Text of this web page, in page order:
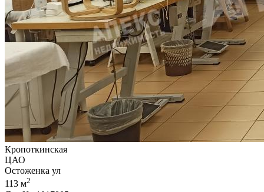
Кропоткинская
ЦАО
Остоженка ул
113 м2